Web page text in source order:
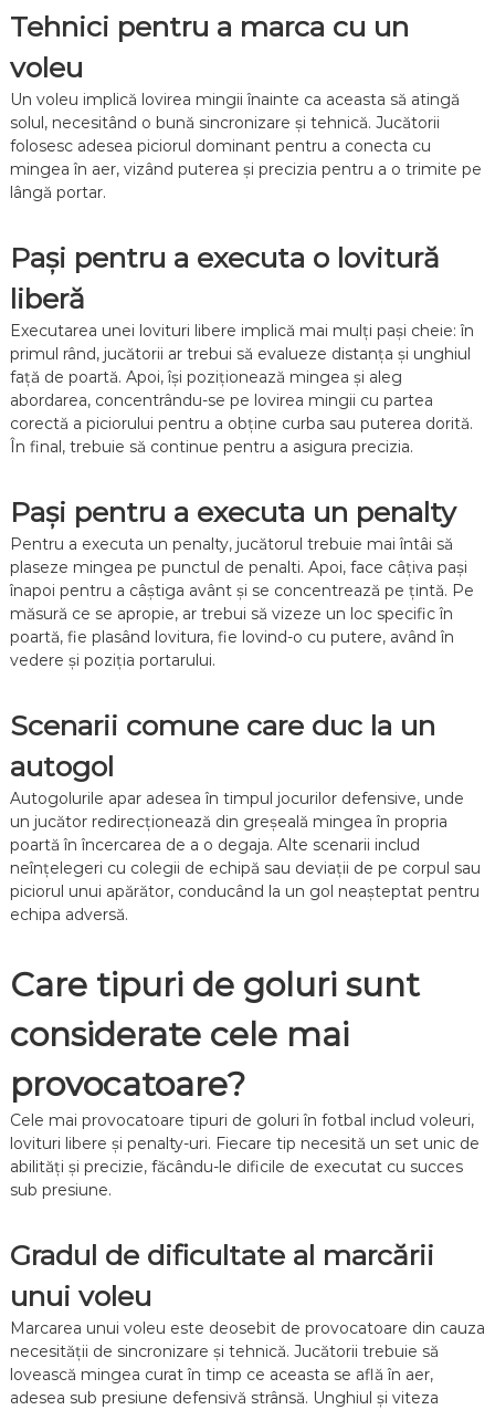
Tehnici pentru a marca cu un
voleu
Un voleu implică lovirea mingii înainte ca aceasta să atingă
solul, necesitând o bună sincronizare și tehnică. Jucătorii
folosesc adesea piciorul dominant pentru a conecta cu
mingea în aer, vizând puterea și precizia pentru a o trimite pe
lângă portar.
Pași pentru a executa o lovitură
liberă
Executarea unei lovituri libere implică mai mulți pași cheie: în
primul rând, jucătorii ar trebui să evalueze distanța și unghiul
față de poartă. Apoi, își poziționează mingea și aleg
abordarea, concentrându-se pe lovirea mingii cu partea
corectă a piciorului pentru a obține curba sau puterea dorită.
În final, trebuie să continue pentru a asigura precizia.
Pași pentru a executa un penalty
Pentru a executa un penalty, jucătorul trebuie mai întâi să
plaseze mingea pe punctul de penalti. Apoi, face câțiva pași
înapoi pentru a câștiga avânt și se concentrează pe țintă. Pe
măsură ce se apropie, ar trebui să vizeze un loc specific în
poartă, fie plasând lovitura, fie lovind-o cu putere, având în
vedere și poziția portarului.
Scenarii comune care duc la un
autogol
Autogolurile apar adesea în timpul jocurilor defensive, unde
un jucător redirecționează din greșeală mingea în propria
poartă în încercarea de a o degaja. Alte scenarii includ
neînțelegeri cu colegii de echipă sau deviații de pe corpul sau
piciorul unui apărător, conducând la un gol neașteptat pentru
echipa adversă.
Care tipuri de goluri sunt
considerate cele mai
provocatoare?
Cele mai provocatoare tipuri de goluri în fotbal includ voleuri,
lovituri libere și penalty-uri. Fiecare tip necesită un set unic de
abilități și precizie, făcându-le dificile de executat cu succes
sub presiune.
Gradul de dificultate al marcării
unui voleu
Marcarea unui voleu este deosebit de provocatoare din cauza
necesității de sincronizare și tehnică. Jucătorii trebuie să
lovească mingea curat în timp ce aceasta se află în aer,
adesea sub presiune defensivă strânsă. Unghiul și viteza